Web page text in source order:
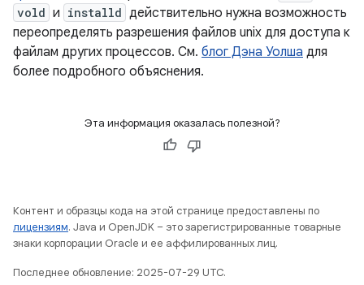
vold и installd действительно нужна возможность
переопределять разрешения файлов unix для доступа к
файлам других процессов. См. блог Дэна Уолша для
более подробного объяснения.
Эта информация оказалась полезной?
Контент и образцы кода на этой странице предоставлены по
лицензиям. Java и OpenJDK – это зарегистрированные товарные
знаки корпорации Oracle и ее аффилированных лиц.
Последнее обновление: 2025-07-29 UTC.